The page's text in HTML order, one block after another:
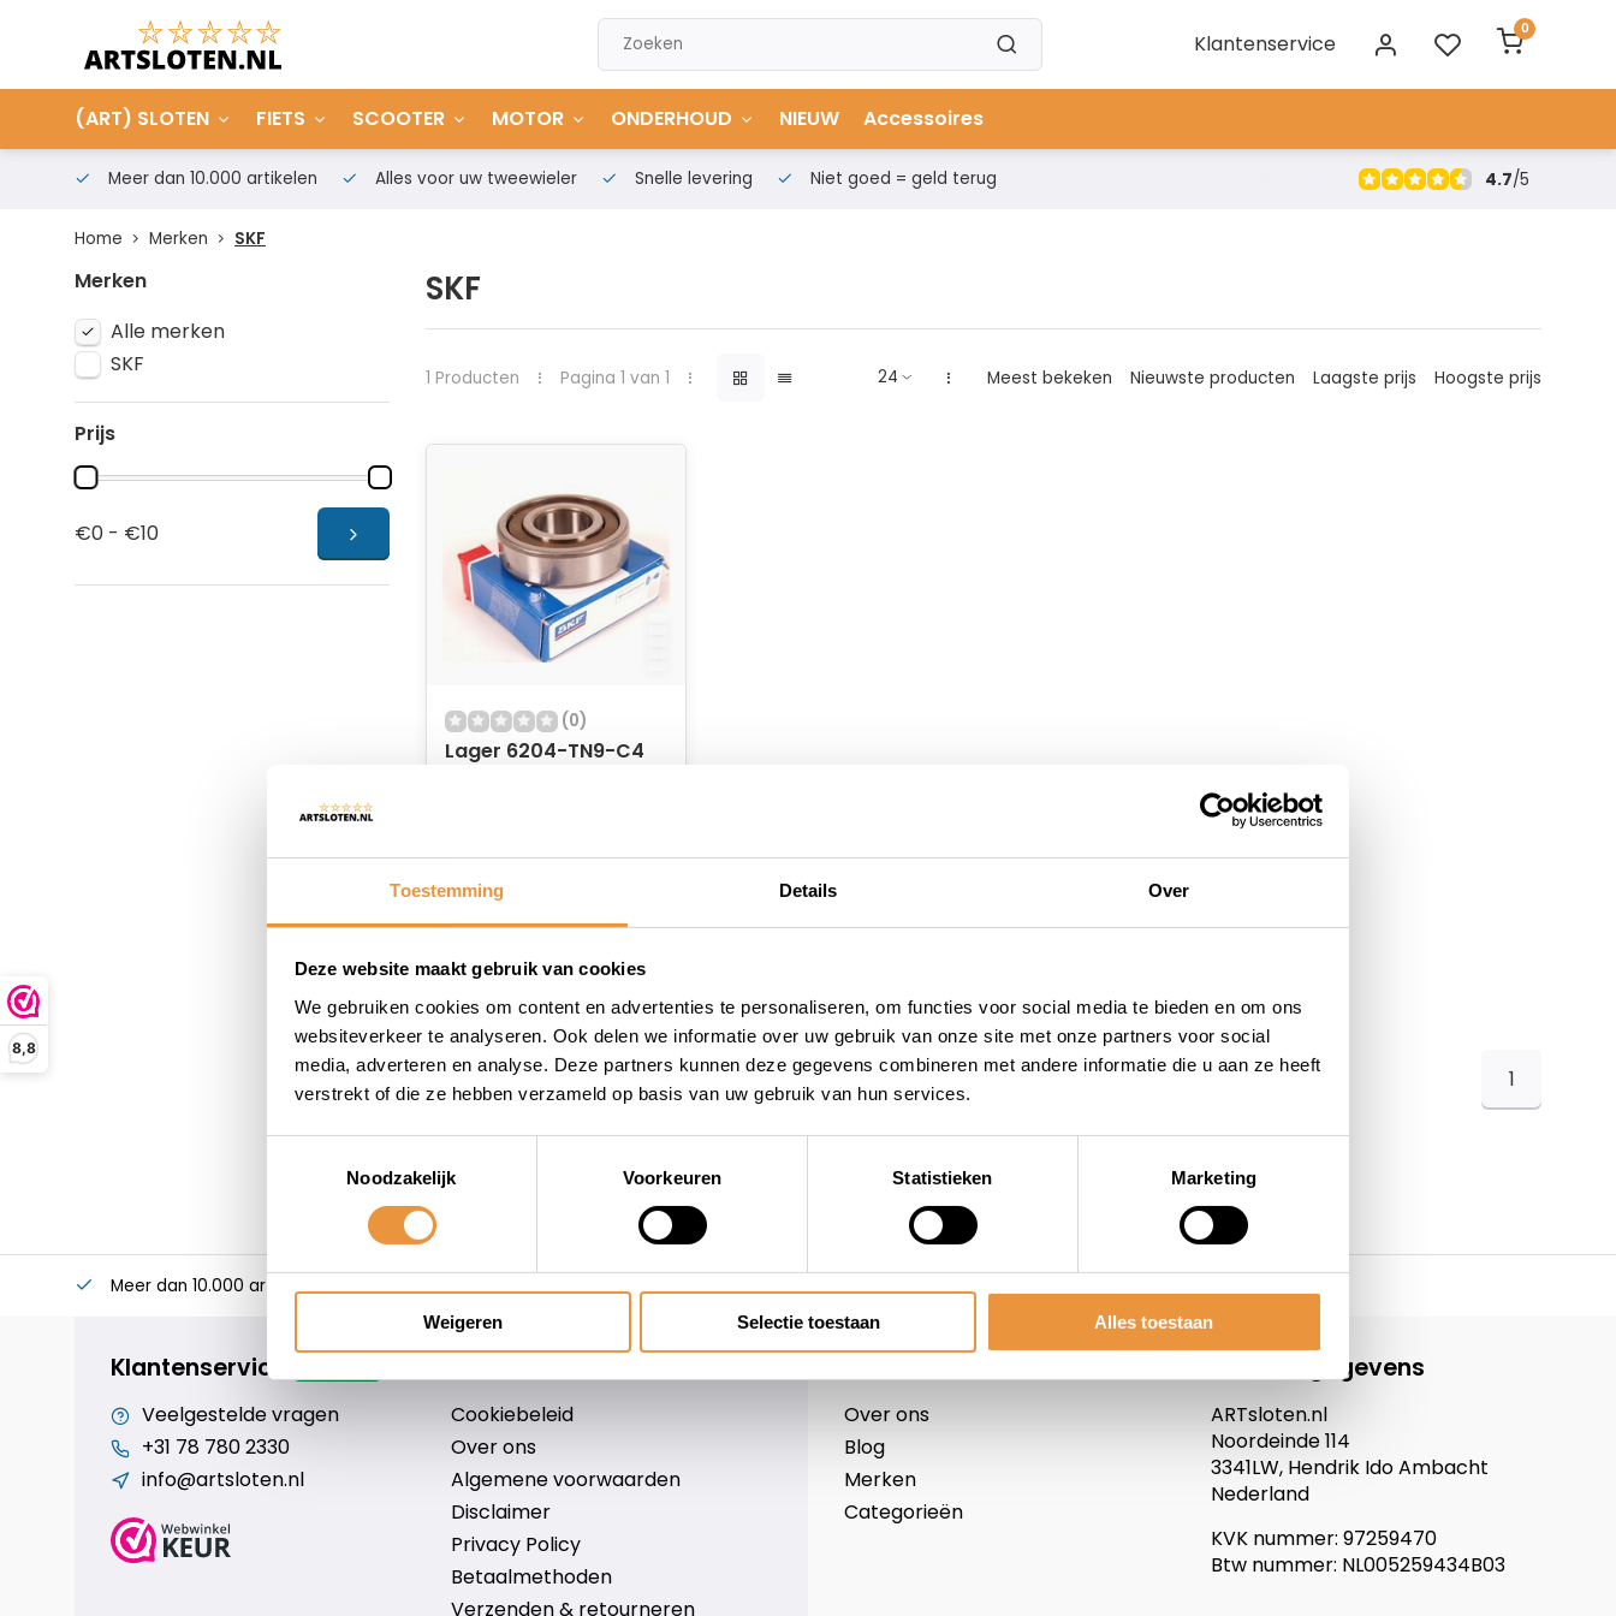
Toestemming Details Over
Deze website maakt gebruik van cookies
We gebruiken cookies om content en advertenties te personaliseren, om functies voor social media te bieden en om ons
websiteverkeer te analyseren. Ook delen we informatie over uw gebruik van onze site met onze partners voor social
media, adverteren en analyse. Deze partners kunnen deze gegevens combineren met andere informatie die u aan ze heeft
verstrekt of die ze hebben verzameld op basis van uw gebruik van hun services.
Noodzakelijk
Voorkeuren Statistieken Marketing
Weigeren Selectie toestaan Alles toestaan
8,8
Klantenservice
0
(ART) SLOTEN FIETS SCOOTER MOTOR ONDERHOUD NIEUW Accessoires
Meer dan 10.000 artikelen Alles voor uw tweewieler Snelle levering Niet goed = geld terug 4.7/5
Home Merken SKF
Merken
Alle merken
SKF
Prijs
€0 - €10
SKF
1 Producten Pagina 1 van 1 Meest bekeken Nieuwste producten Laagste prijs Hoogste prijs
(0)
Lager 6204-TN9-C4
9,95
1
Meer dan 10.000 artikelen Alles voor uw tweewieler Snelle levering Niet goed = geld terug
Klantenservice
Veelgestelde vragen
+31 78 780 2330
info@artsloten.nl
Cookiebeleid
Over ons
Algemene voorwaarden
Disclaimer
Privacy Policy
Betaalmethoden
Verzenden & retourneren
Over ons
Blog
Merken
Categorieën
Contactgegevens
ARTsloten.nl
Noordeinde 114
3341LW, Hendrik Ido Ambacht
Nederland
KVK nummer: 97259470
Btw nummer: NL005259434B03